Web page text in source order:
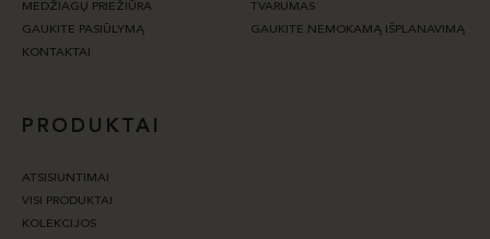
MEDŽIAGŲ PRIEŽIŪRA
TVARUMAS
GAUKITE PASIŪLYMĄ
GAUKITE NEMOKAMĄ IŠPLANAVIMĄ
KONTAKTAI
PRODUKTAI
ATSISIUNTIMAI
VISI PRODUKTAI
KOLEKCIJOS